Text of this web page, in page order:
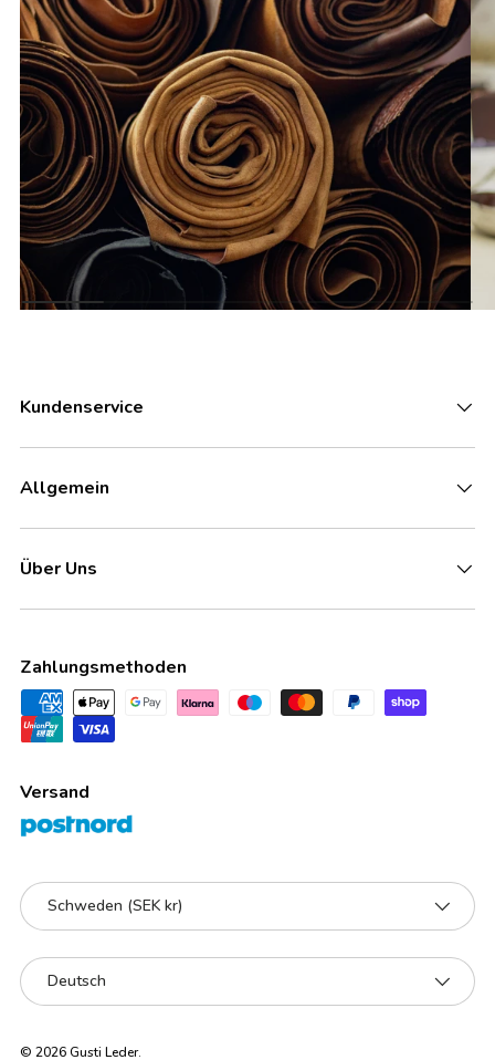
Kundenservice
Allgemein
Über Uns
Zahlungsmethoden
Versand
Land/Region
Schweden (SEK kr)
Sprache
Deutsch
© 2026Gusti Leder.